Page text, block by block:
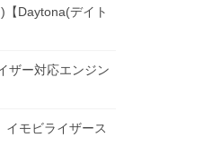
Daytona(デイト
ザー対応エンジン
イモビライザース